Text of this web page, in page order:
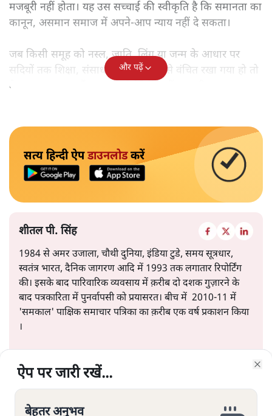
मजबूरी नहीं होता। यह उस सच्चाई की स्वीकृति है कि समानता का
कानून, असमान समाज में अपने-आप न्याय नहीं दे सकता।
जब किसी समूह को नस्ल, जाति, लिंग या जन्म के आधार पर
सदियों तक शिक्षा, संसाधनों और सम्मान से वंचित रखा गया हो तो
केवल ‘सब बराबर हैं’ कह देने से स्थिति नहीं बदलती।
और पढ़ें
सत्य हिन्दी ऐपडाउनलोडकरें
शीतल पी. सिंह
1984 से अमर उजाला, चौथी दुनिया, इंडिया टुडे, समय सूत्रधार,
स्वतंत्र भारत, दैनिक जागरण आदि में 1993 तक लगातार रिपोर्टिंग
की। इसके बाद पारिवारिक व्यवसाय में क़रीब दो दशक गुज़ारने के
बाद पत्रकारिता में पुनर्वापसी को प्रयासरत। बीच में 2010-11 में
'समकाल' पाक्षिक समाचार पत्रिका का क़रीब एक वर्ष प्रकाशन किया
।
ऐप पर जारी रखें...
बेहतर अनुभव
ऐप पर जारी रखें...
बेहतर अनुभव
ऐप पर जारी रखें...
बेहतर अनुभव
ऐप पर जारी रखें...
बेहतर अनुभव
ऐप पर जारी रखें...
बेहतर अनुभव
ऐप पर जारी रखें...
बेहतर अनुभव
ऐप पर जारी रखें...
बेहतर अनुभव